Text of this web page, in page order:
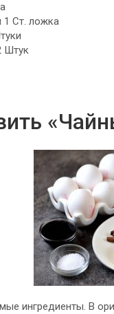
1 Ст. ложка
Штук
ингредиенты. В